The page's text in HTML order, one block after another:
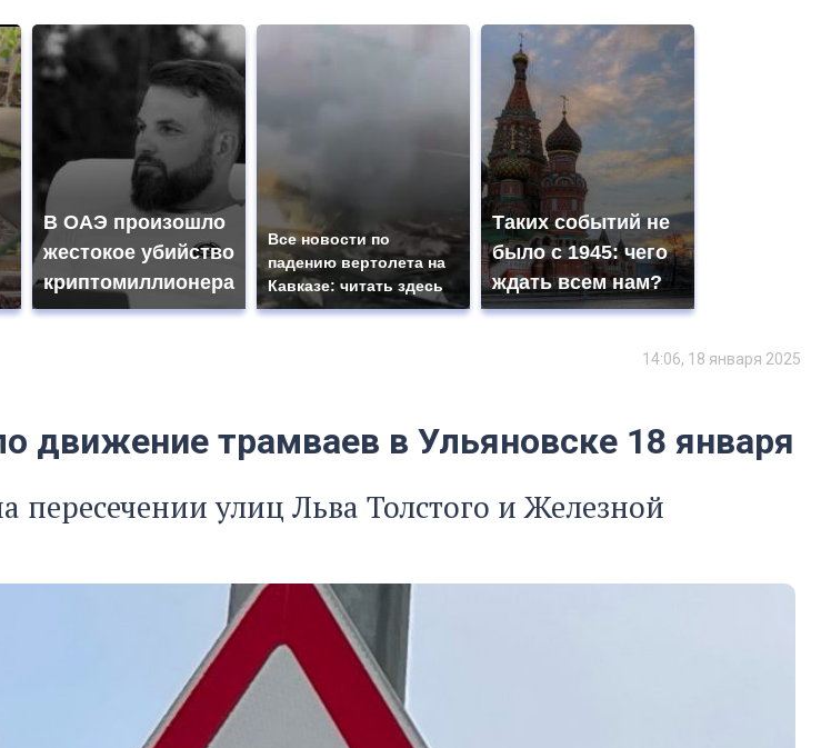
В ОАЭ произошло
жестокое убийство
криптомиллионера
Все новости по
падению вертолета на
Кавказе: читать здесь
Таких событий не
было с 1945: чего
ждать всем нам?
14:06, 18 января 2025
движение трамваев в Ульяновске 18 января
пересечении улиц Льва Толстого и Железной